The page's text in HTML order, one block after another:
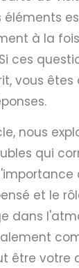
éléments
à la
ces
vous
nous
qui
et le
dans
être votre